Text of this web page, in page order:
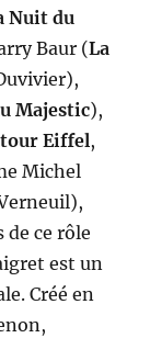
Nuit du
Baur (La
Majestic),
tour Eiffel,
Michel
de ce rôle
est un
Créé en